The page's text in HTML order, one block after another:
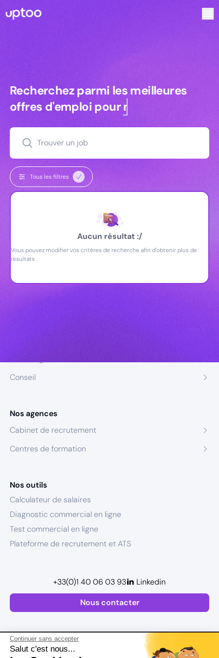
Continuer sans accepter
Salut c'est nous...
Recherchez parmi les meilleures
Recherchez parmi les meilleures
offres d'emploi pourmanagers
Trouver un job
Tous les filtres
Aucun résultat :/
Vous pouvez modifier vos critères de recherche afin d'obtenir plus de
résultats
Conseil
Nos agences
Cabinet de recrutement
Centres de formation
Nos outils
Calculateur de salaires
Diagnostic commercial en ligne
Test commercial en ligne
Plateforme de recrutement et ATS
Nous contacter
+33(0)1 40 06 03 93 Linkedin